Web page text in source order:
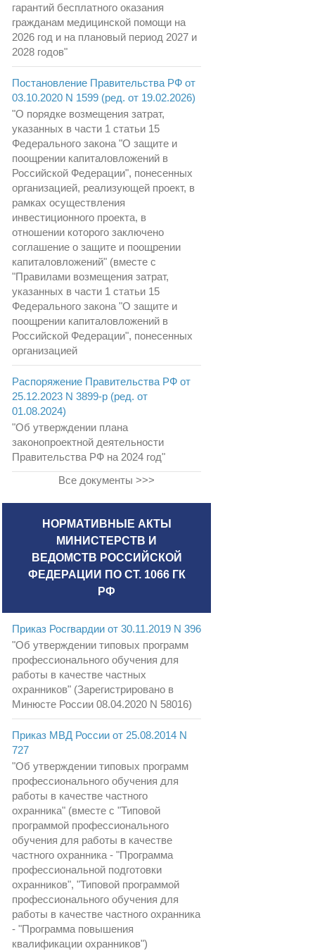
гарантий бесплатного оказания
гражданам медицинской помощи на
2026 год и на плановый период 2027 и
2028 годов"
Постановление Правительства РФ от
03.10.2020 N 1599 (ред. от 19.02.2026)
"О порядке возмещения затрат,
указанных в части 1 статьи 15
Федерального закона "О защите и
поощрении капиталовложений в
Российской Федерации", понесенных
организацией, реализующей проект, в
рамках осуществления
инвестиционного проекта, в
отношении которого заключено
соглашение о защите и поощрении
капиталовложений" (вместе с
"Правилами возмещения затрат,
указанных в части 1 статьи 15
Федерального закона "О защите и
поощрении капиталовложений в
Российской Федерации", понесенных
организацией
Распоряжение Правительства РФ от
25.12.2023 N 3899-р (ред. от
01.08.2024)
"Об утверждении плана
законопроектной деятельности
Правительства РФ на 2024 год"
Все документы >>>
НОРМАТИВНЫЕ АКТЫ
МИНИСТЕРСТВ И
ВЕДОМСТВ РОССИЙСКОЙ
ФЕДЕРАЦИИ ПО СТ. 1066 ГК
РФ
Приказ Росгвардии от 30.11.2019 N 396
"Об утверждении типовых программ
профессионального обучения для
работы в качестве частных
охранников" (Зарегистрировано в
Минюсте России 08.04.2020 N 58016)
Приказ МВД России от 25.08.2014 N
727
"Об утверждении типовых программ
профессионального обучения для
работы в качестве частного
охранника" (вместе с "Типовой
программой профессионального
обучения для работы в качестве
частного охранника - "Программа
профессиональной подготовки
охранников", "Типовой программой
профессионального обучения для
работы в качестве частного охранника
- "Программа повышения
квалификации охранников")